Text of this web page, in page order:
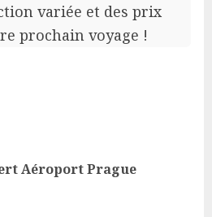
variée et des prix
prochain voyage !
Aéroport Prague